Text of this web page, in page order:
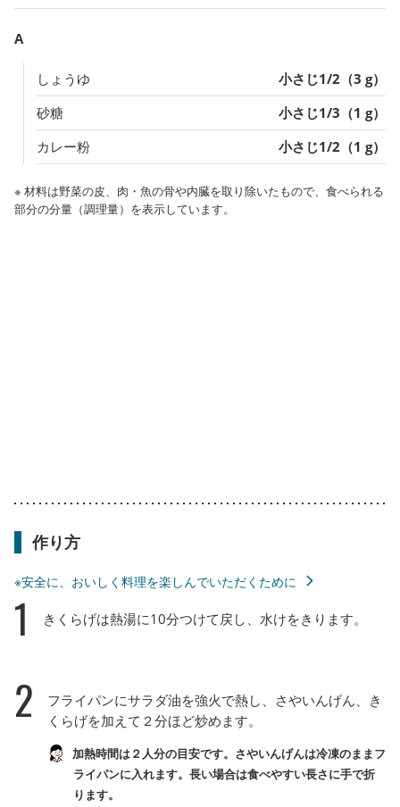
A
しょうゆ
小さじ1/2（3 g）
砂糖
小さじ1/3（1 g）
カレー粉
小さじ1/2（1 g）
※ 材料は野菜の皮、肉・魚の骨や内臓を取り除いたもので、食べられる
部分の分量（調理量）を表示しています。
作り方
※安全に、おいしく料理を楽しんでいただくために
1 きくらげは熱湯に10分つけて戻し、水けをきります。
2
フライパンにサラダ油を強火で熱し、さやいんげん、き
くらげを加えて２分ほど炒めます。
加熱時間は２人分の目安です。さやいんげんは冷凍のままフ
ライパンに入れます。長い場合は食べやすい長さに手で折
ります。